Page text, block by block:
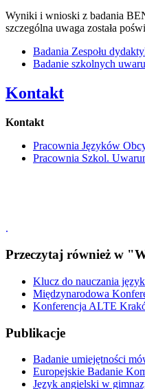
Wyniki i wnioski z badania
szczególna uwaga została
Badania Zespołu
Badanie szkolnych
Kontakt
Kontakt
Pracownia Języków
Pracownia Szkol.
.
Przeczytaj również w
Klucz do nauczania
Międzynarodowa
Konferencja ALTE
Publikacje
Badanie umiejętności
Europejskie Badanie
Język angielski w